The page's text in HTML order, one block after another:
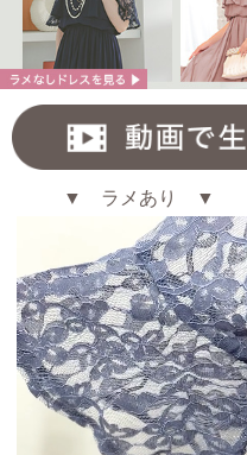
▼ ラメあり ▼